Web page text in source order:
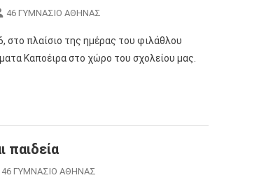
46 ΓΥΜΝΑΣΙΟ ΑΘΗΝΑΣ
στο πλαίσιο της ημέρας του φιλάθλου
Καποέιρα στο χώρο του σχολείου μας.
παιδεία
46 ΓΥΜΝΑΣΙΟ ΑΘΗΝΑΣ